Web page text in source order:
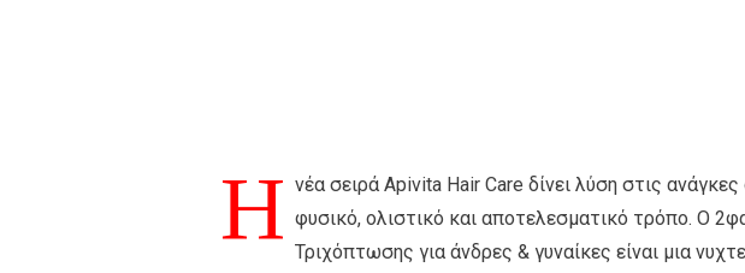
Η νέα σειρά Apivita Hair Care δίνει λύση στις
φυσικό, ολιστικό και αποτελεσματικό τρόπο. Ο
Τριχόπτωσης για άνδρες & γυναίκες είναι μια